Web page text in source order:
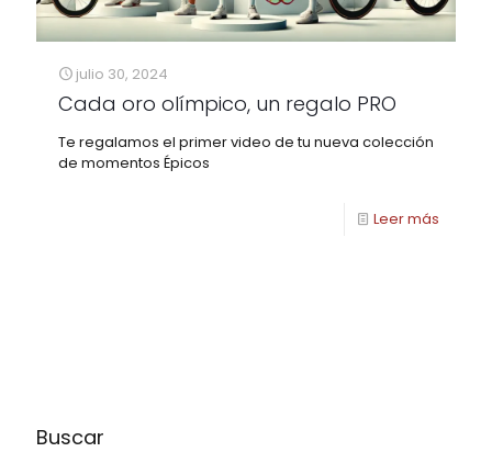
julio 30, 2024
Cada oro olímpico, un regalo PRO
Te regalamos el primer video de tu nueva colección
de momentos Épicos
Leer más
Buscar